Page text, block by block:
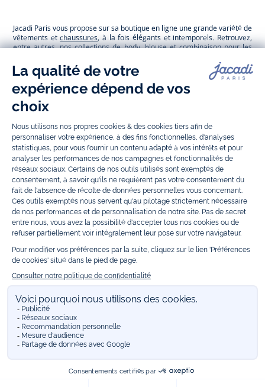
Jacadi Paris vous propose sur sa boutique en ligne une grande variété de
vêtements etchaussures, à la fois élégants et intemporels. Retrouvez,
entre autres, nos collections de body, blouse et combinaison pour les
chaussettes et accessoires pour les
de 1 mois à 12 ans.
Découvrez nos collections mode et tendance pour filles et garçons.
Grâce àJacadi Seconde Vie, donnez une seconde vie à vos articles pour
enfants. Profitez aussi de nos collections spéciales fête de fin d’année et
trouvez des idées
Retrouvez nos idées
Bénéficiez également de prix réduits avec nos collections spéciales de
vêtements enfants en soldeset de notrecollection Outlettoute l’année.
Guettez lespromotions Prix Doux, une opération spéciale Jacadi avec
des vêtements enfant à prix tout ronds. Adhérez au programme de
Fidélité Jacadi afin de profiter desventes privées. Retrouvez la collection
Les Essentielset ses vêtements emblématiques aux couleurs de la
marque, la collectionReflexaux vêtements originaux et ludiques avec
des détails réfléchissants, la collectionSport Chicaussi innovante
qu'élégante, ainsi queles Petits tricotspour compléter le vestiaire de
bébé. Pour passer l’automne et l’hiver au chaud, Jacadi vous propose une
collection demanteaux bébé et enfantet dechaussures d'hiver. Pendant
lesJolis Jours, c’est l’occasion de retrouver la nouvelle collection Jacadi
bébé et enfant à prix doux. Un mariage, un baptême, une communion de
prévue ? Trouvez unetenue de cérémoniepour votre enfant. Retrouvez
les sacsTohana, confectionnés en partenariat avec l'Association
malgache Tohana et soutenez un projet permettant à des mamans en
situation de grande précarité d’apprendre le métier de couturière.
transmettre. Pour bien s'équiper pour la
rentrée
besoins des écoles, retrouvez unecollection uniforme
marine, gris, bleu ciel, beige et blanc pour habiller les enfants de la tête
aux pieds. Retrouvez les recommandations Jacadi pour
belles matières. Réservez en ligne, achetez en boutique avec la
réservation. Retrouvez les réponses à vos questions dans les
Collect.